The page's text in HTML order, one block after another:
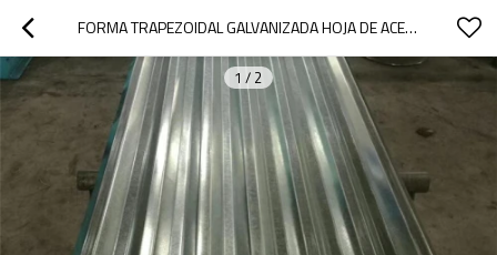
FORMA TRAPEZOIDAL GALVANIZADA HOJA DE ACERO CORRUGADO 750MM
1 / 2